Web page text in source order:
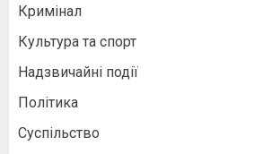
Кримінал
Культура та спорт
Надзвичайні події
Політика
Суспільство